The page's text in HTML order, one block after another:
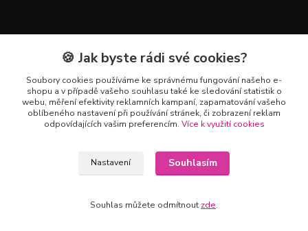
Kontakty
+420 602 223 614
info@zahradnictvipetro.cz
🍪 Jak byste rádi své cookies?
Soubory cookies používáme ke správnému fungování našeho e-
shopu a v případě vašeho souhlasu také ke sledování statistik o
webu, měření efektivity reklamních kampaní, zapamatování vašeho
oblíbeného nastavení při používání stránek, či zobrazení reklam
odpovídajících vašim preferencím. Více k využití cookies
Nastavení Souhlasím
Souhlas můžete odmítnout zde.